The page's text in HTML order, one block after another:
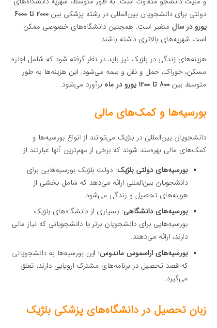
دولتی برای دانشجویان بین‌المللی در رشته پزشکی بین
۲۰۰۰ تا ۶۰۰۰
یورو در سال متغیر است. همچنین دانشگاه‌های خصوصی ممکن
است شهریه‌های بالاتری داشته باشند.
هزینه‌های زندگی در بلژیک نیز باید در نظر گرفته شود که شامل اجاره
مسکن، خوراک، حمل و نقل و بیمه می‌شود. این هزینه‌ها به طور
متوسط بین۸۰۰ تا ۱۲۰۰ یورو در ماه برآورد می‌شود.
بورسیه‌ها و کمک‌های مالی
دانشجویان بین‌المللی در بلژیک می‌توانند از انواع بورسیه‌ها و
کمک‌های مالی بهره‌مند شوند که برخی از مهم‌ترین آنها عبارتند از:
بورسیه‌های دولتی بلژیک: دولت بلژیک بورسیه‌هایی برای
دانشجویان بین‌المللی ارائه می‌دهد که شامل بخشی از
هزینه‌های تحصیل و زندگی می‌شود.
بورسیه‌های دانشگاهی: بسیاری از دانشگاه‌های بلژیک
بورسیه‌هایی برای دانشجویان برتر یا دانشجویانی که نیاز مالی
دارند، ارائه می‌دهند.
بورسیه‌های اراسموس ماندوس: این بورسیه‌ها به دانشجویانی
که قصد تحصیل در برنامه‌های مشترک اروپایی دارند، تعلق
می‌گیرد.
زبان تحصیل در دانشگاه‌های پزشکی بلژیک